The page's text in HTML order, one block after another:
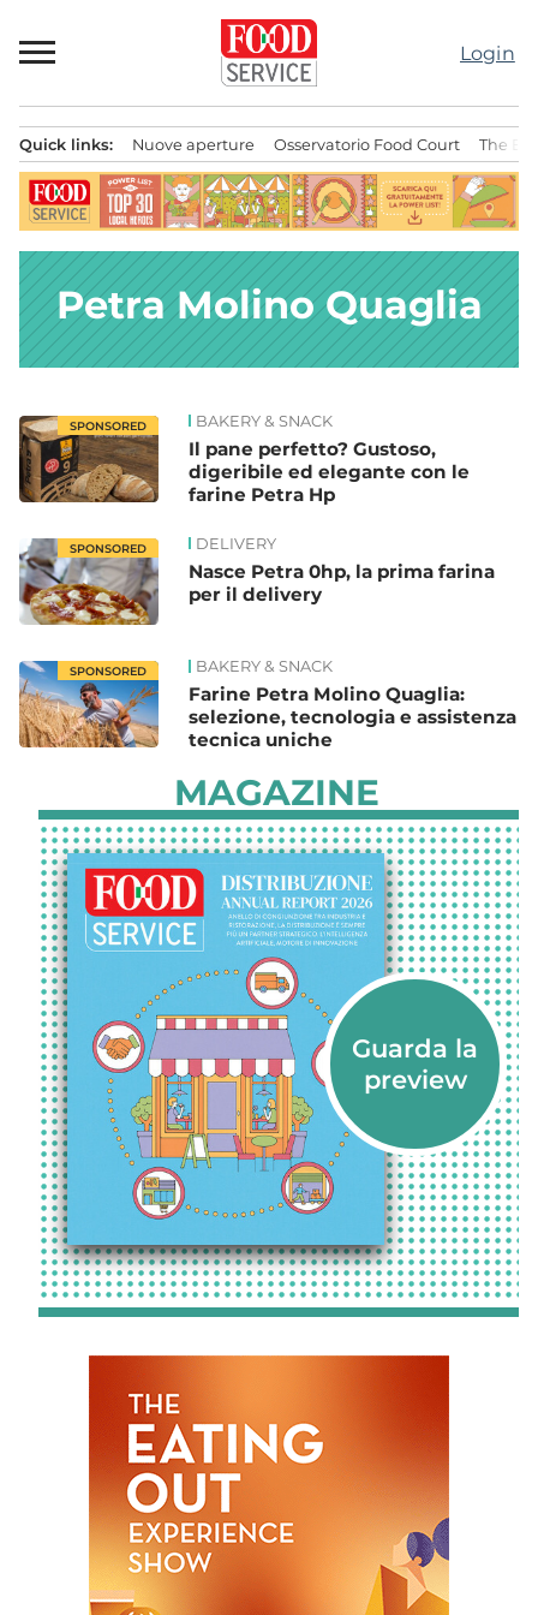
al
contenuto
Login
principale
Quick links: Nuove aperture Osservatorio Food Court The
Petra Molino Quaglia
NewsSPONSORED BAKERY & SNACK
Il pane perfetto? Gustoso,
digeribile ed elegante con le
farine Petra Hp
SPONSORED DELIVERY
Nasce Petra 0hp, la prima farina
per il delivery
SPONSORED BAKERY & SNACK
Farine Petra Molino Quaglia:
selezione, tecnologia e assistenza
tecnica uniche
MAGAZINE